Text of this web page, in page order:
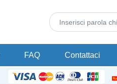
FAQ Contattaci